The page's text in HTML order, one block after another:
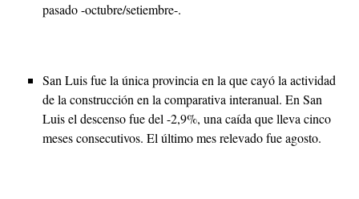
pasado -octubre/setiembre-.
San Luis fue la única provincia en la que cayó la actividad
de la construcción en la comparativa interanual. En San
Luis el descenso fue del -2,9%, una caída que lleva cinco
meses consecutivos. El último mes relevado fue agosto.